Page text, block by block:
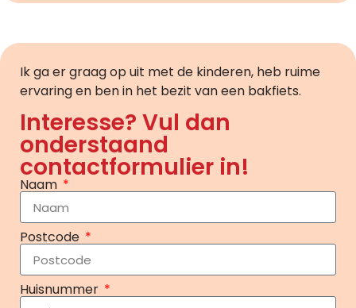
Ik ga er graag op uit met de kinderen, heb ruime
ervaring en ben in het bezit van een bakfiets.
Interesse? Vul dan
onderstaand
contactformulier in!
Naam
Postcode
Huisnummer